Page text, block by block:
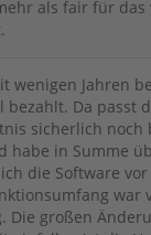
als fair für
wenigen Jahren
bezahlt. Da passt
sicherlich noch
habe in Summe
die Software
war
Die großen